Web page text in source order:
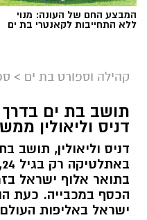
המבצע החם של העונה: מנוי
ללא התחייבות לקאנטרי בת ים
קהילה וספורט בת ים >
תושב בת ים
דניס וליאולין
דניס וליאולין, תושב
בתואר אלוף ישראל
הכסף במכבייה. כעת
ישראל באליפות